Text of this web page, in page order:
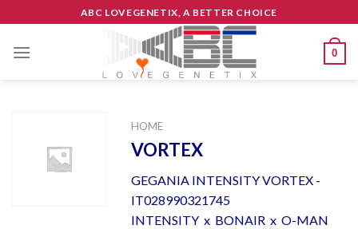
to
content
ABC LOVEGENETIX, A BETTER CHOICE
0
HOME
VORTEX
GEGANIA INTENSITY VORTEX -
IT028990321745
INTENSITY x BONAIR x O-MAN